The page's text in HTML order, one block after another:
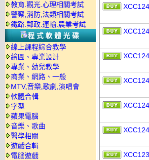
教育.觀光.心理相關考試
警察,消防,法類相關考試
鐵路.郵政.運輸.農業考試
程式軟體光碟
線上課程綜合教學
繪圖、專業設計
專業、幼兒教學
商業、網路、一般
MTV,音樂,歌劇,演唱會
軟體合輯
字型
蘋果電腦
音樂、歌曲
醫學相關
遊戲合輯
電腦遊戲